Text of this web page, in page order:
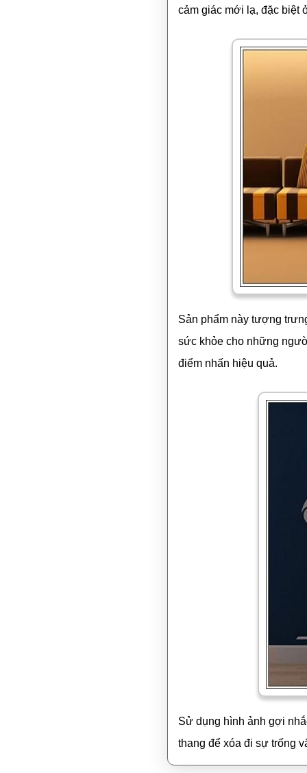
cảm giác mới lạ, đặc biệt
Sản phẩm này tượng
sức khỏe cho những
điểm nhấn hiệu quả.
Sử dụng hình ảnh gợi
thang để xóa đi sự trống